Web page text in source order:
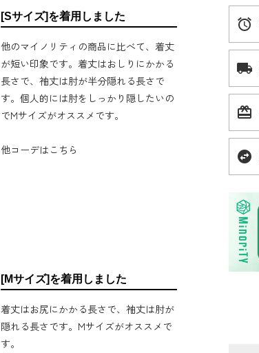
[Sサイズ]を着用しました
他のマイノリティの商品に比べて、着丈
が短い印象です。着丈はおしりにかかる
長さで、袖丈は肘が半分隠れる長さで
す。個人的には肘をしっかり隠したいの
でMサイズがオススメです。
他コーデはこちら
[Mサイズ]を着用しました
着丈はお尻にかかる長さで、袖丈は肘が
隠れる長さです。Mサイズがオススメで
す。
alarm
local_shipping
card_giftcard
swap_horizontal_circle